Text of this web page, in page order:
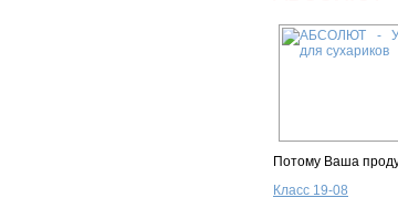
Потому Ваша
Класс 19-08